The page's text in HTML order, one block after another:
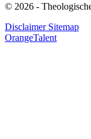
© 2026 -
Disclaimer Sitemap
OrangeTalent